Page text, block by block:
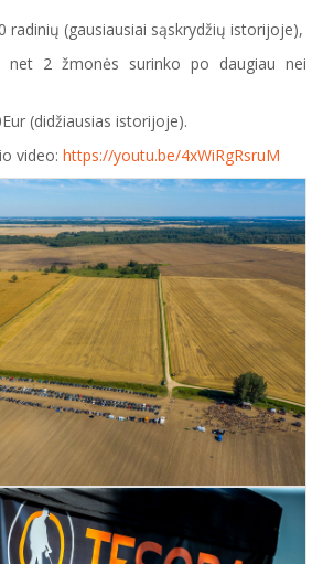
radinių (gausiausiai sąskrydžių istorijoje),
net 2 žmonės surinko po daugiau nei
(didžiausias istorijoje).
video: https://youtu.be/4xWiRgRsruM